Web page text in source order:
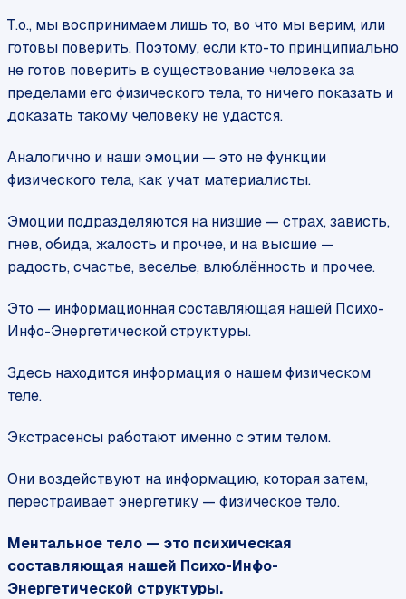
Т.о., мы воспринимаем лишь то, во что мы верим, или
готовы поверить. Поэтому, если кто-то принципиально
не готов поверить в существование человека за
пределами его физического тела, то ничего показать и
доказать такому человеку не удастся.
Аналогично и наши эмоции — это не функции
физического тела, как учат материалисты.
Эмоции подразделяются на низшие — страх, зависть,
гнев, обида, жалость и прочее, и на высшие —
радость, счастье, веселье, влюблённость и прочее.
Это — информационная составляющая нашей Психо-
Инфо-Энергетической структуры.
Здесь находится информация о нашем физическом
теле.
Экстрасенсы работают именно с этим телом.
Они воздействуют на информацию, которая затем,
перестраивает энергетику — физическое тело.
Ментальное тело — это психическая
составляющая нашей Психо-Инфо-
Энергетической структуры.